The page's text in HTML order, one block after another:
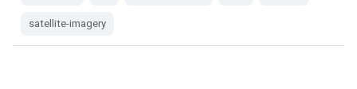
satellite-imagery